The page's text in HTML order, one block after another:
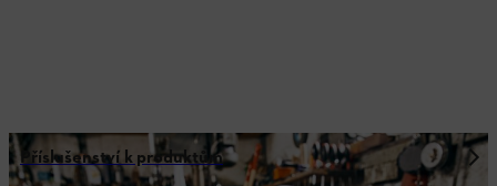
Příslušenství k produktům